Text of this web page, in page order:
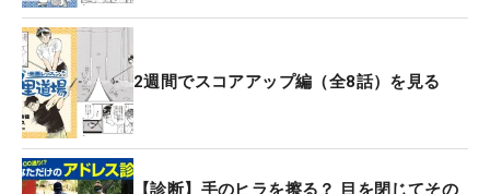
2週間でスコアアップ編（全8話）を見る
【診断】手のヒラを擦る？ 目を閉じてその